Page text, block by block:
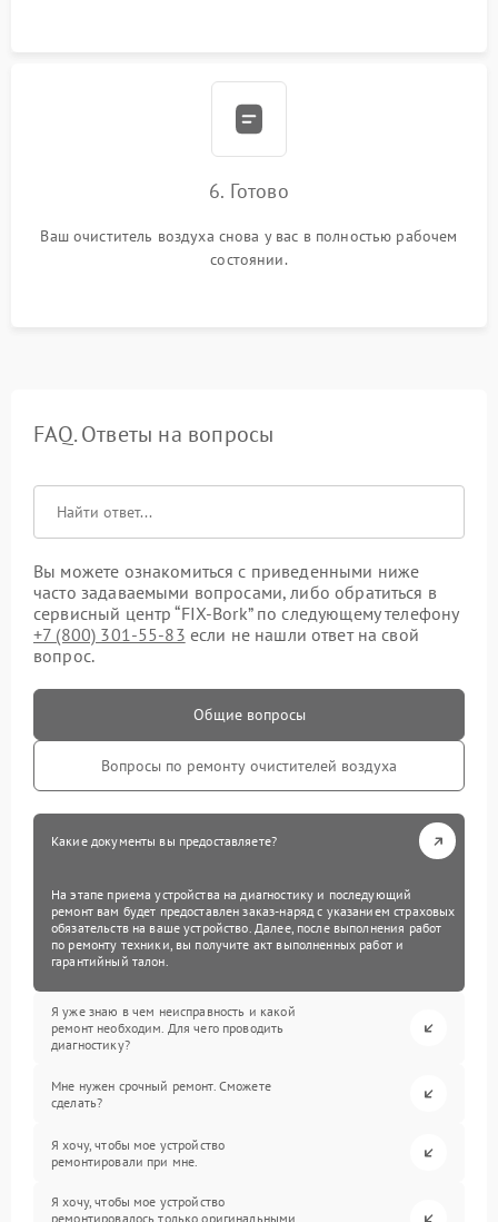
6. Готово
Ваш очиститель воздуха снова у вас в полностью рабочем
состоянии.
FAQ. Ответы на вопросы
Вы можете ознакомиться с приведенными ниже
часто задаваемыми вопросами, либо обратиться в
сервисный центр “FIX-Bork” по следующему телефону
+7 (800) 301-55-83 если не нашли ответ на свой
вопрос.
Общие вопросы
Вопросы по ремонту очистителей воздуха
Какие документы вы предоставляете?
На этапе приема устройства на диагностику и последующий
ремонт вам будет предоставлен заказ-наряд с указанием страховых
обязательств на ваше устройство. Далее, после выполнения работ
по ремонту техники, вы получите акт выполненных работ и
гарантийный талон.
Я уже знаю в чем неисправность и какой
ремонт необходим. Для чего проводить
диагностику?
Мне нужен срочный ремонт. Сможете
сделать?
Я хочу, чтобы мое устройство
ремонтировали при мне.
Я хочу, чтобы мое устройство
ремонтировалось только оригинальными